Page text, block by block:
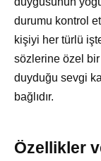
durumu kontrol
kişiyi her türlü
sözlerine özel bir
duyduğu sevgi
bağlıdır.
Özellikler